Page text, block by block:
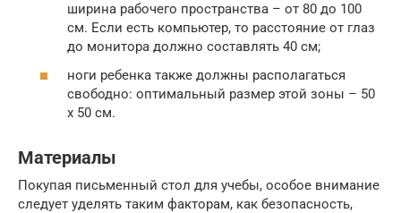
ширина рабочего пространства – от 80 до 100
см. Если есть компьютер, то расстояние от глаз
до монитора должно составлять 40 см;
ноги ребенка также должны располагаться
свободно: оптимальный размер этой зоны – 50
х 50 см.
Материалы
Покупая письменный стол для учебы, особое внимание
следует уделять таким факторам, как безопасность,